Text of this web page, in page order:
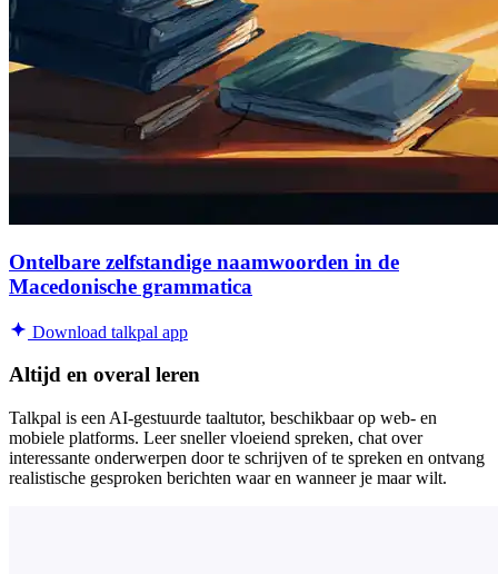
Ontelbare zelfstandige naamwoorden in de
Macedonische grammatica
Download talkpal app
Altijd en overal leren
Talkpal is een AI-gestuurde taaltutor, beschikbaar op web- en
mobiele platforms. Leer sneller vloeiend spreken, chat over
interessante onderwerpen door te schrijven of te spreken en ontvang
realistische gesproken berichten waar en wanneer je maar wilt.